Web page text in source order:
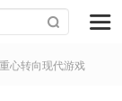
心转向现代游戏